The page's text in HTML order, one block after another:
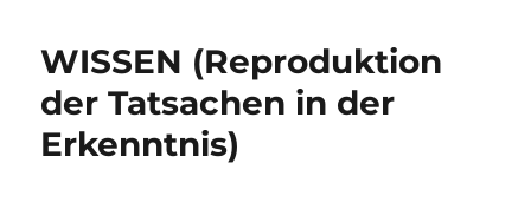
WISSEN (Reproduktion
der Tatsachen in der
Erkenntnis)